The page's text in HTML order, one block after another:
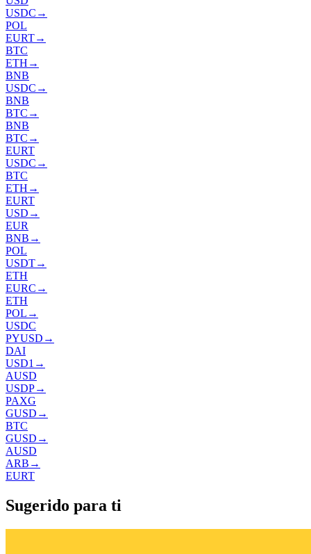
USDC →
POL
EURT→
BTC
ETH →
BNB
USDC →
BNB
BTC →
BNB
BTC →
EURT
USDC →
BTC
ETH →
EURT
USD →
EUR
BNB →
POL
USDT→
ETH
EURC →
ETH
POL →
USDC
PYUSD →
DAI
USD1 →
AUSD
USDP→
PAXG
GUSD →
BTC
GUSD →
AUSD
ARB →
EURT
Sugerido para ti